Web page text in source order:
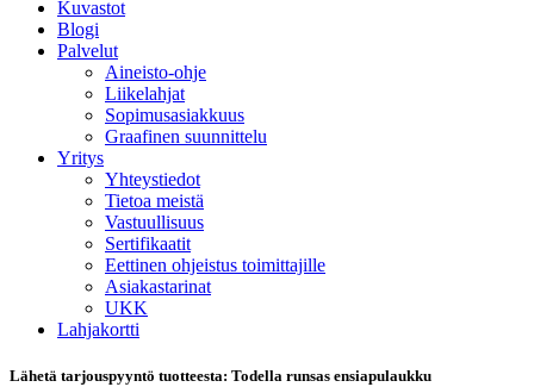
Kuvastot
Blogi
Palvelut
Aineisto-ohje
Liikelahjat
Sopimusasiakkuus
Graafinen suunnittelu
Yritys
Yhteystiedot
Tietoa meistä
Vastuullisuus
Sertifikaatit
Eettinen ohjeistus toimittajille
Asiakastarinat
UKK
Lahjakortti
Lähetä tarjouspyyntö tuotteesta: Todella runsas ensiapulaukku